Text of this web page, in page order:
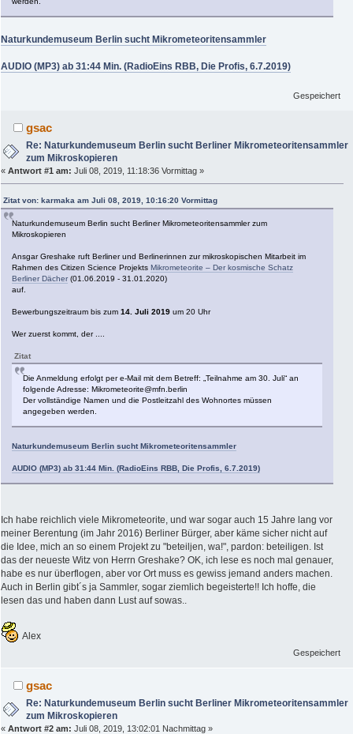
Naturkundemuseum Berlin sucht Mikrometeoritensammler
AUDIO (MP3) ab 31:44 Min. (RadioEins RBB, Die Profis, 6.7.2019)
Gespeichert
gsac
Re: Naturkundemuseum Berlin sucht Berliner Mikrometeoritensammler
zum Mikroskopieren
« Antwort #1 am: Juli 08, 2019, 11:18:36 Vormittag »
Zitat von: karmaka am Juli 08, 2019, 10:16:20 Vormittag
Naturkundemuseum Berlin sucht Berliner Mikrometeoritensammler zum
Mikroskopieren
Ansgar Greshake ruft Berliner und Berlinerinnen zur mikroskopischen Mitarbeit im
Rahmen des Citizen Science Projekts Mikrometeorite – Der kosmische Schatz
Berliner Dächer (01.06.2019 - 31.01.2020)
auf.
Bewerbungszeitraum bis zum 14. Juli 2019 um 20 Uhr
Wer zuerst kommt, der ....
Zitat
Die Anmeldung erfolgt per e-Mail mit dem Betreff: „Teilnahme am 30. Juli“ an
folgende Adresse: Mikrometeorite@mfn.berlin
Der vollständige Namen und die Postleitzahl des Wohnortes müssen
angegeben werden.
Naturkundemuseum Berlin sucht Mikrometeoritensammler
AUDIO (MP3) ab 31:44 Min. (RadioEins RBB, Die Profis, 6.7.2019)
Ich habe reichlich viele Mikrometeorite, und war sogar auch 15 Jahre lang vor
meiner Berentung (im Jahr 2016) Berliner Bürger, aber käme sicher nicht auf
die Idee, mich an so einem Projekt zu "beteiljen, wa!", pardon: beteiligen. Ist
das der neueste Witz von Herrn Greshake? OK, ich lese es noch mal genauer,
habe es nur überflogen, aber vor Ort muss es gewiss jemand anders machen.
Auch in Berlin gibt´s ja Sammler, sogar ziemlich begeisterte!! Ich hoffe, die
lesen das und haben dann Lust auf sowas..
Alex
Gespeichert
gsac
Re: Naturkundemuseum Berlin sucht Berliner Mikrometeoritensammler
zum Mikroskopieren
« Antwort #2 am: Juli 08, 2019, 13:02:01 Nachmittag »